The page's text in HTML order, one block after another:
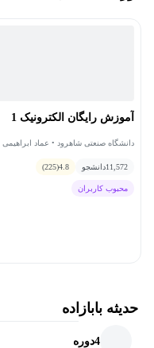
آموزش رایگان الکترونیک 1
دانشگاه صنعتی شاهرود • عماد ابراهیمی
11,572دانشجو 4.8
(225)
محبوب کاربران
حدیثه بابازاده
4دوره